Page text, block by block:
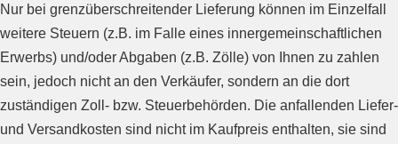
Nur bei grenzüberschreitender Lieferung können im Einzelfall
weitere Steuern (z.B. im Falle eines innergemeinschaftlichen
Erwerbs) und/oder Abgaben (z.B. Zölle) von Ihnen zu zahlen
sein, jedoch nicht an den Verkäufer, sondern an die dort
zuständigen Zoll- bzw. Steuerbehörden. Die anfallenden Liefer-
und Versandkosten sind nicht im Kaufpreis enthalten, sie sind